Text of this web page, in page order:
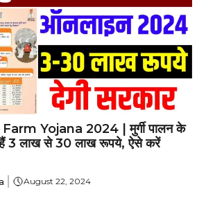
Yojana 2024 | मुर्गी पालन के
हैं 3 लाख से 30 लाख रूपये, ऐसे करें
August 22, 2024